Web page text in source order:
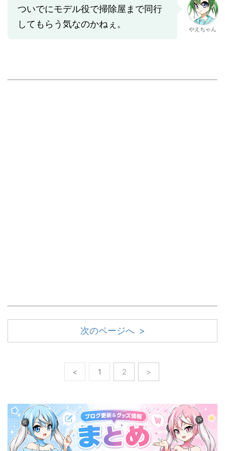
ついでにモデル役で掃除屋まで同行
してもらう気なのかねぇ。
やえちゃん
次のページへ >
< 1 2 >